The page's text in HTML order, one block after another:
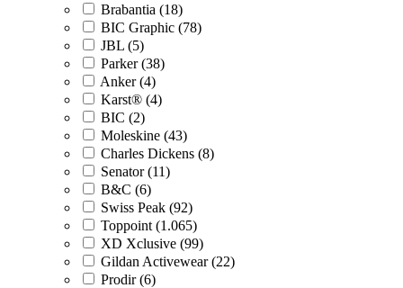
Brabantia (18)
BIC Graphic (78)
JBL (5)
Parker (38)
Anker (4)
Karst® (4)
BIC (2)
Moleskine (43)
Charles Dickens (8)
Senator (11)
B&C (6)
Swiss Peak (92)
Toppoint (1.065)
XD Xclusive (99)
Gildan Activewear (22)
Prodir (6)